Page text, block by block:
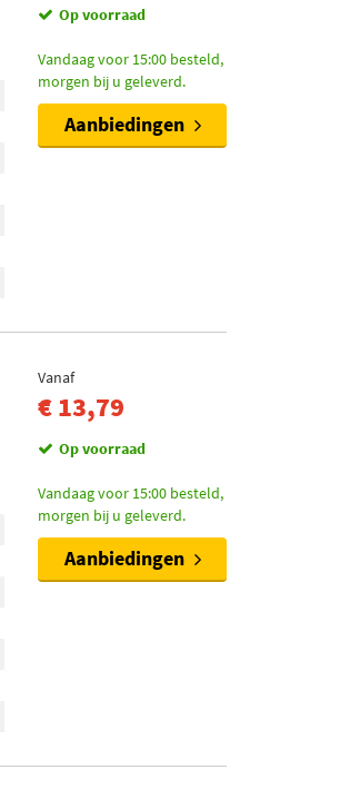
Op voorraad
Vandaag voor 15:00 besteld,
morgen bij u geleverd.
Aanbiedingen
Vanaf
€ 13,79
Op voorraad
Vandaag voor 15:00 besteld,
morgen bij u geleverd.
Aanbiedingen